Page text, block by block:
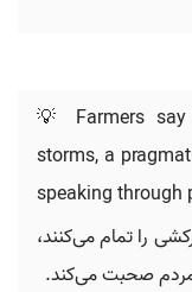
💡 Farmers
storms, a
speaking through
را تمام می‌کنند،
مردم صحبت می‌کند.